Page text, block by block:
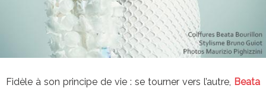
Fidèle à son principe de vie : se tourner vers l’autre, Beata